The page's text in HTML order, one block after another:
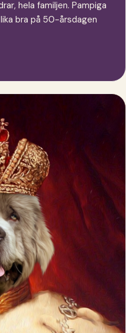
hela familjen. Pampiga
bra på 50-årsdagen